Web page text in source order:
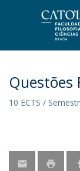
Questões
10 ECTS /